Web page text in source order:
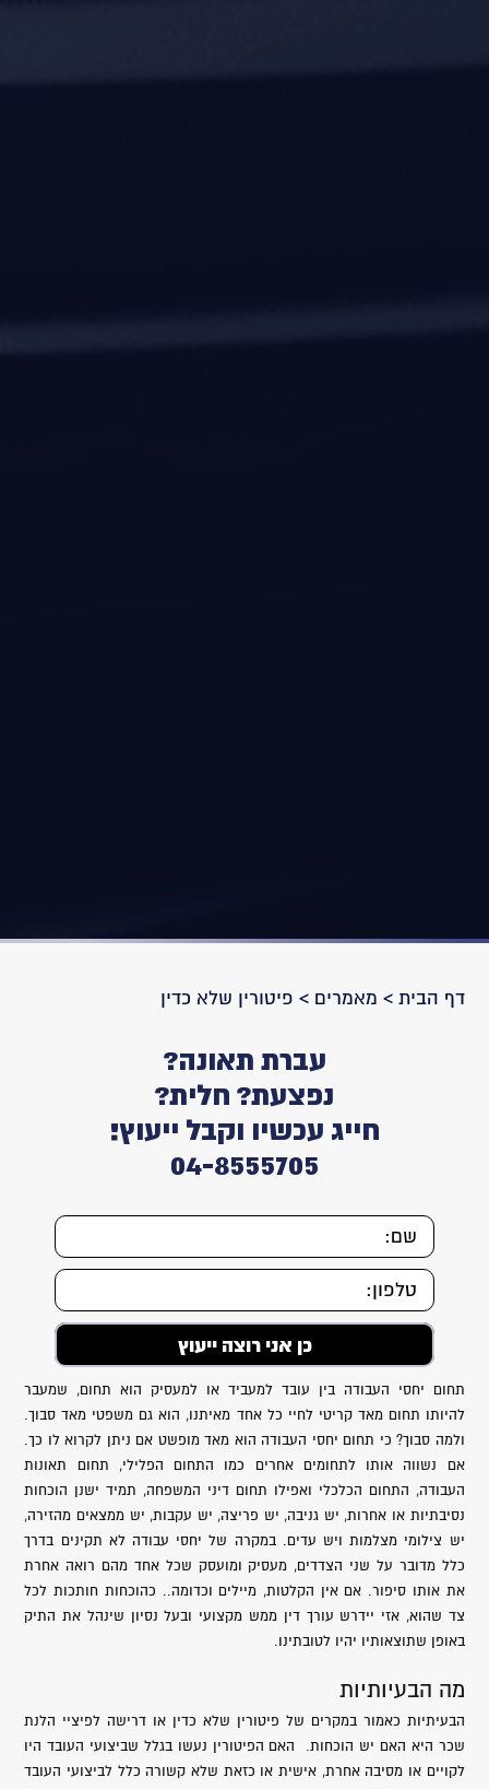
דף הבית > מאמרים > פיטורין שלא כדין
עברת תאונה?
נפצעת? חלית?
חייג עכשיו וקבל ייעוץ!
04-8555705
תחום יחסי העבודה בין עובד למעביד או למעסיק הוא תחום, שמעבר
להיותו תחום מאד קריטי לחיי כל אחד מאיתנו, הוא גם משפטי מאד סבוך.
ולמה סבוך? כי תחום יחסי העבודה הוא מאד מופשט אם ניתן לקרוא לו כך.
אם נשווה אותו לתחומים אחרים כמו התחום הפלילי, תחום תאונות
העבודה, התחום הכלכלי ואפילו תחום דיני המשפחה, תמיד ישנן הוכחות
נסיבתיות או אחרות, יש גניבה, יש פריצה, יש עקבות, יש ממצאים מהזירה,
יש צילומי מצלמות ויש עדים. במקרה של יחסי עבודה לא תקינים בדרך
כלל מדובר על שני הצדדים, מעסיק ומועסק שכל אחד מהם רואה אחרת
את אותו סיפור. אם אין הקלטות, מיילים וכדומה.. כהוכחות חותכות לכל
צד שהוא, אזי יידרש עורך דין ממש מקצועי ובעל נסיון שינהל את התיק
באופן שתוצאותיו יהיו לטובתינו.
מה הבעיותיות
הבעיתיות כאמור במקרים של פיטורין שלא כדין או דרישה לפיציי הלנת
שכר היא האם יש הוכחות. האם הפיטורין נעשו בגלל שביצועי העובד היו
לקויים או מסיבה אחרת, אישית או כזאת שלא קשורה כלל לביצועי העובד